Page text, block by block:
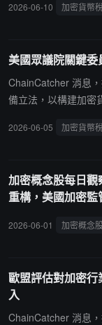
差額計算，投資者可
易憑證至少五年。企
外貿易收入和支出將
被視同加密貨幣進行
擔稅務代理職能，在
2026-06-10 加密貨幣
美國眾議院關鍵
ChainCatcher 消息
備立法，以構建加密
收框架作為首要任務
允許外國投資者交易
將洗售規則擴展至數
2026-06-05 加密貨幣
加密概念股每日
重構，美國加密
2026-06-01 加密概念
歐盟評估對加密
入
ChainCatcher 消息